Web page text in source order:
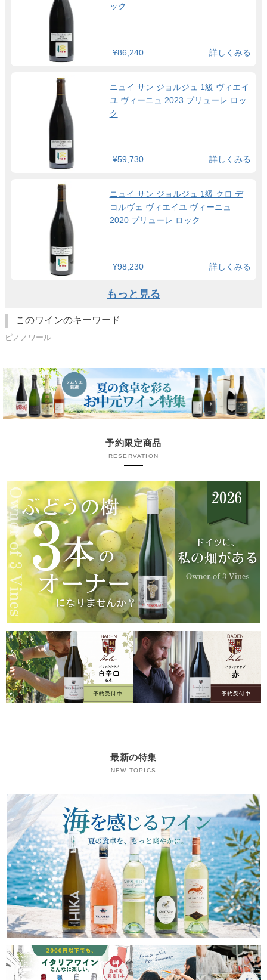
ック
¥86,240 詳しくみる
ニュイ サン ジョルジュ 1級 ヴィエイ
ユ ヴィーニュ 2023 プリューレ ロッ
ク
¥59,730 詳しくみる
ニュイ サン ジョルジュ 1級 クロ デ
コルヴェ ヴィエイユ ヴィーニュ
2020 プリューレ ロック
¥98,230 詳しくみる
もっと見る
このワインのキーワード
ピノノワール
予約限定商品
RESERVATION
最新の特集
NEW TOPICS